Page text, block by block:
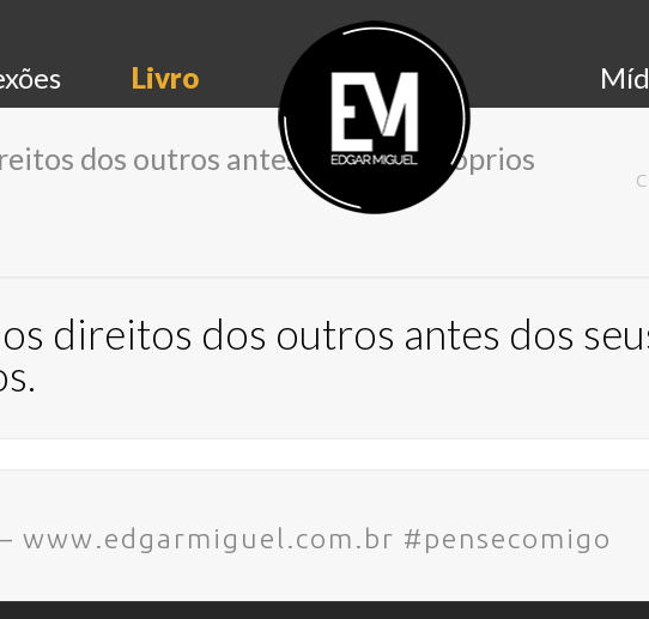
Livro
dos outros antes dos seus próprios
direitos dos outros antes dos
www.edgarmiguel.com.br #pensecomigo